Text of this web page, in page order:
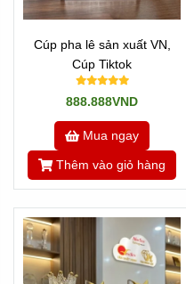
Cúp pha lê sản xuất VN,
Cúp Tiktok
888.888VND
Mua ngay
Thêm vào giỏ hàng